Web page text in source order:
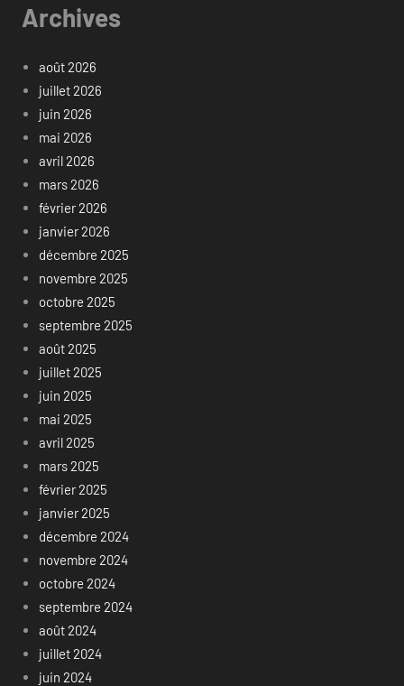
Archives
août 2026
juillet 2026
juin 2026
mai 2026
avril 2026
mars 2026
février 2026
janvier 2026
décembre 2025
novembre 2025
octobre 2025
septembre 2025
août 2025
juillet 2025
juin 2025
mai 2025
avril 2025
mars 2025
février 2025
janvier 2025
décembre 2024
novembre 2024
octobre 2024
septembre 2024
août 2024
juillet 2024
juin 2024